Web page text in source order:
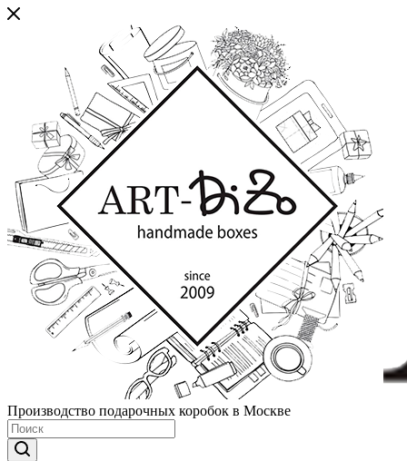
Производство подарочных коробок в Москве